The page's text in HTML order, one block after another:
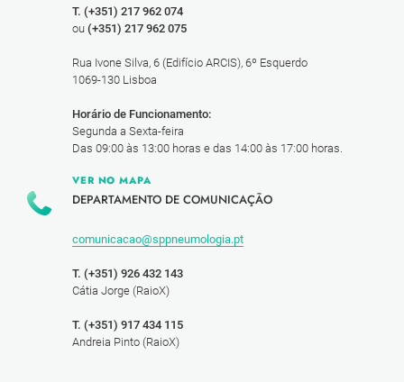
T. (+351) 217 962 074
ou (+351) 217 962 075
Rua Ivone Silva, 6 (Edifício ARCIS), 6º Esquerdo
1069-130 Lisboa
Horário de Funcionamento:
Segunda a Sexta-feira
Das 09:00 às 13:00 horas e das 14:00 às 17:00 horas.
VER NO MAPA
DEPARTAMENTO DE COMUNICAÇÃO
comunicacao@sppneumologia.pt
T. (+351) 926 432 143
Cátia Jorge (RaioX)
T. (+351) 917 434 115
Andreia Pinto (RaioX)